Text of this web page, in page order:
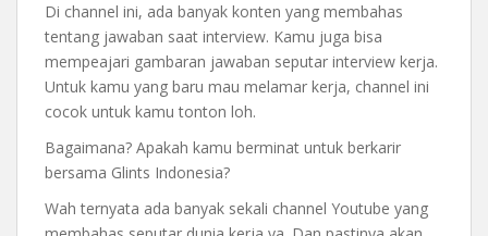
Di channel ini, ada banyak konten yang membahas
tentang jawaban saat interview. Kamu juga bisa
mempeajari gambaran jawaban seputar interview kerja.
Untuk kamu yang baru mau melamar kerja, channel ini
cocok untuk kamu tonton loh.
Bagaimana? Apakah kamu berminat untuk berkarir
bersama Glints Indonesia?
Wah ternyata ada banyak sekali channel Youtube yang